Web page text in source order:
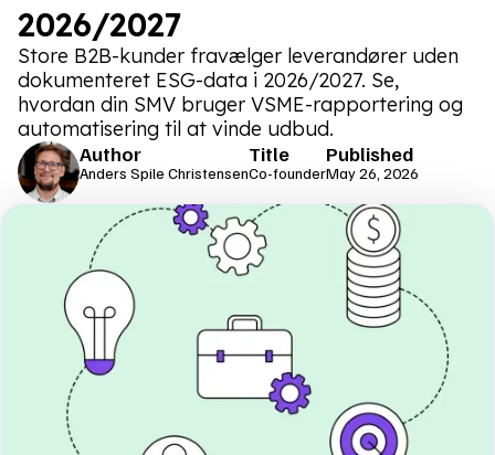
2026/2027
Store B2B-kunder fravælger leverandører uden
dokumenteret ESG-data i 2026/2027. Se,
hvordan din SMV bruger VSME-rapportering og
automatisering til at vinde udbud.
Author
Anders Spile Christensen
Title
Co-founder
Published
May 26, 2026